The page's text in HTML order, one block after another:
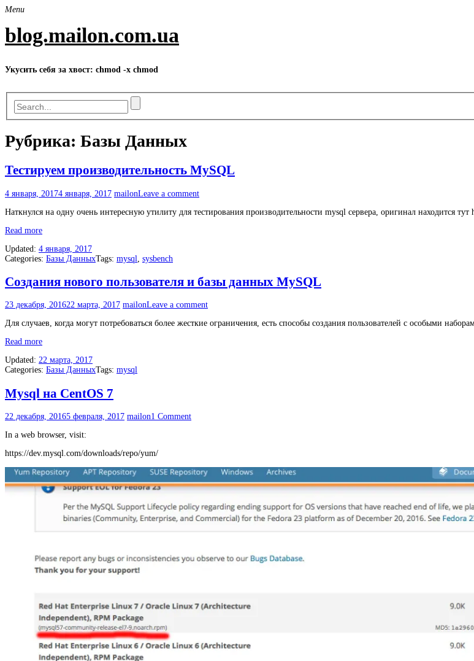
Skip
content
Menu
blog.mailon.com.ua
Укусить себя за хвост: chmod -x chmod
Рубрика: Базы Данных
Тестируем производительность MySQL
4 января, 20174 января, 2017 mailonLeave a comment
Наткнулся на одну очень интересную утилиту для тестирования производительности mysql сервера, оригинал находится
Read more«Тестируем
MySQL»
Updated: 4 января, 2017
Categories: Базы ДанныхTags: mysql sysbench
Создания нового пользователя и базы данных MySQL
23 декабря, 201622 марта, 2017 mailonLeave a comment
Для случаев, когда могут потребоваться более жесткие ограничения, есть способы создания пользователей с особыми
Read more«Создания
пользователя
и
данных
MySQL»
Updated: 22 марта, 2017
Categories: Базы ДанныхTags: mysql
Mysql на CentOS 7
22 декабря, 20165 февраля, 2017 mailon1 Comment
In a web browser, visit:
https://dev.mysql.com/downloads/repo/yum/